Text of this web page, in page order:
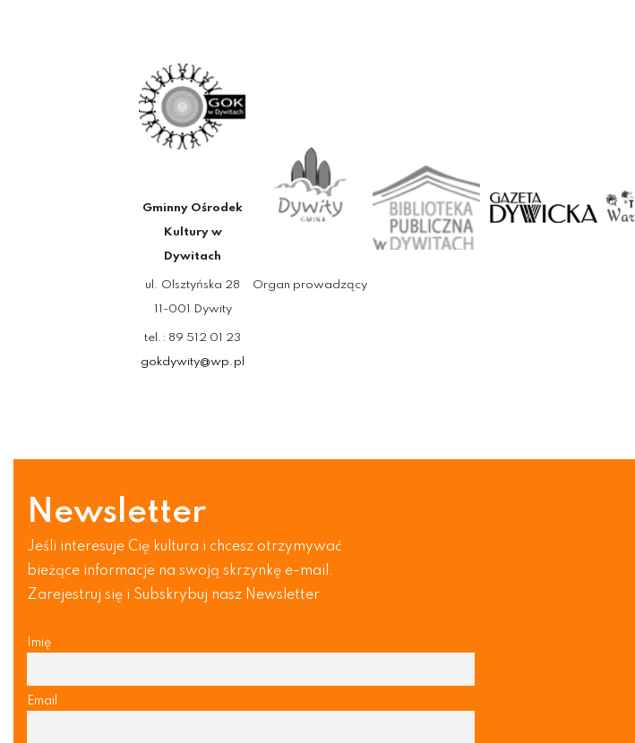
Gminny Ośrodek
Kultury w
Dywitach
ul. Olsztyńska 28
11-001 Dywity
tel.: 89 512 01 23
gokdywity@wp.pl
Organ prowadzący
Newsletter
Jeśli interesuje Cię kultura i chcesz otrzymywać
bieżące informacje na swoją skrzynkę e-mail.
Zarejestruj się i Subskrybuj nasz Newsletter
Imię
Email